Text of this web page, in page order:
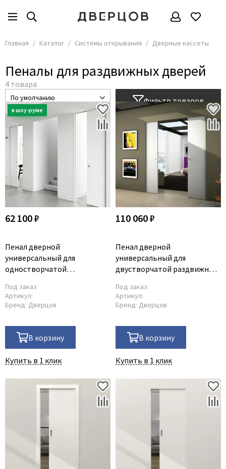
Системы открывания
Все товары
Рото двери
Амбарные двери
Compack
Компланарные двери
Межкомнатные двери с фрамугой
Главная Каталог Системы открывания Дверные кассеты
Пеналы для раздвижных дверей
Фильтр товаров
62 100 ₽
Пенал дверной
универсальный для
одностворчатой
Под заказ
Артикул:
Бренд: Дверцов
В корзину
Купить в 1 клик
110 060 ₽
Пенал дверной
универсальный для
двустворчатой раздвижной
Под заказ
Артикул:
Бренд: Дверцов
В корзину
Купить в 1 клик